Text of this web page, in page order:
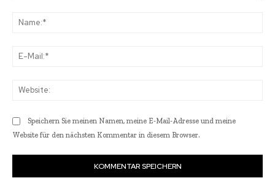
Speichern Sie meinen Namen, meine E-Mail-Adresse und meine
Website für den nächsten Kommentar in diesem Browser.